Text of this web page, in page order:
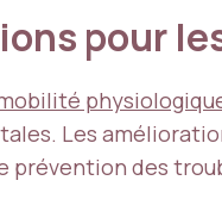
pour
Les
prévention des